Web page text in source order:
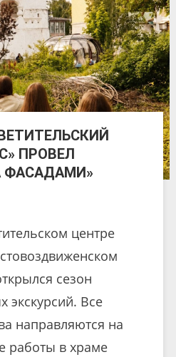
ПРОВЕЛ
ФАСАДАМИ»
центре
сезон
экскурсий. Все
направляются на
работы в храме